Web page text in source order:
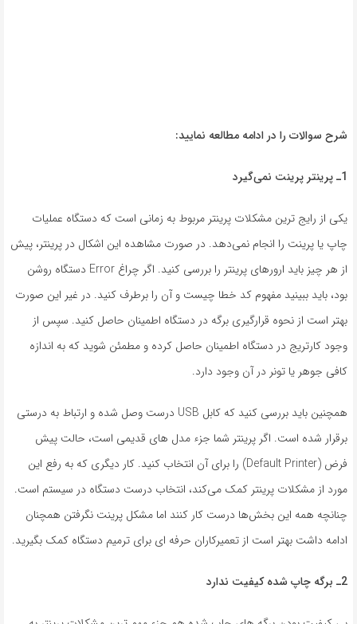
شرح سوالات را در ادامه مطالعه نمایید:
1ـ پرینتر پرینت نمی‌گیرد
یکی از رایج ترین مشکلات پرینتر مربوط به زمانی است که دستگاه عملیات
چاپ یا پرینت را انجام نمی‌دهد. در صورت مشاهده این اشکال در پرینتر، پیش
از هر چیز باید ارورهای پرینتر را بررسی کنید. اگر چراغ Error دستگاه روشن
بود، باید ببینید مفهوم کد خطا چیست و آن را برطرف کنید. در غیر این صورت
بهتر است از نحوه قرارگیری برگه در دستگاه اطمینان حاصل کنید. سپس از
وجود کارتریج در دستگاه اطمینان حاصل کرده و مطمئن شوید که به اندازه
کافی جوهر یا تونر در آن وجود دارد.
همچنین باید بررسی کنید که کابل USB درست وصل شده و ارتباط به درستی
برقرار شده است. اگر پرینتر شما جزء مدل های قدیمی است، حالت پیش
‌فرض (Default Printer) را برای آن انتخاب کنید. کار دیگری که به رفع این
مورد از مشکلات پرینتر کمک می‌کند، انتخاب درست دستگاه در سیستم است.
چنانچه همه این بخش‌ها درست کار کنند اما مشکل پرینت نگرفتن همچنان
ادامه داشت بهتر است از تعمیرکاران حرفه ای برای ترمیم دستگاه کمک بگیرید.
2ـ برگه چاپ شده کیفیت ندارد